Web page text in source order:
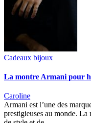
Cadeaux bijoux
La montre Armani pour
Caroline
Armani est l’une des
prestigieuses au monde.